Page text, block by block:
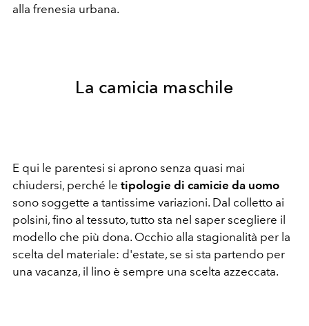
alla frenesia urbana.
La camicia maschile
E qui le parentesi si aprono senza quasi mai
chiudersi, perché le tipologie di camicie da uomo
sono soggette a tantissime variazioni. Dal colletto ai
polsini, fino al tessuto, tutto sta nel saper scegliere il
modello che più dona. Occhio alla stagionalità per la
scelta del materiale: d'estate, se si sta partendo per
una vacanza, il lino è sempre una scelta azzeccata.